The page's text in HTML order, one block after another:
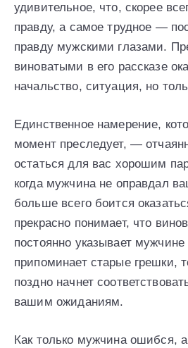
удивительное, что, скорее
правду, а самое трудное —
правду мужскими глазами.
виноватыми в его рассказе
начальство, ситуация, но
Единственное намерение,
момент преследует, —
остаться для вас хорошим
когда мужчина не оправдал
больше всего боится
прекрасно понимает, что
постоянно указывает
припоминает старые грешки,
поздно начнет
вашим ожиданиям.
Как только мужчина ошибся,